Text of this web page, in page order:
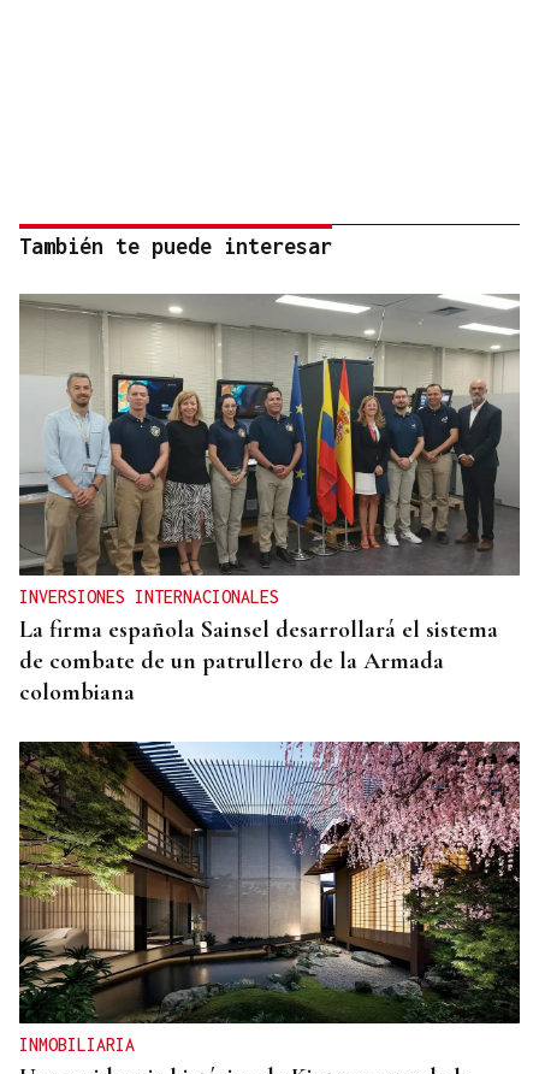
También te puede interesar
INVERSIONES INTERNACIONALES
La firma española Sainsel desarrollará el sistema
de combate de un patrullero de la Armada
colombiana
INMOBILIARIA